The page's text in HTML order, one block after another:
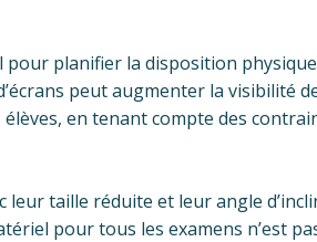
pour planifier la disposition
peut augmenter la visibilité
en tenant compte des
leur taille réduite et leur angle
pour tous les examens n’est